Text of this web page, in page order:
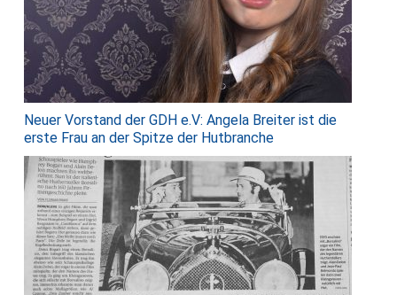
Neuer Vorstand der GDH e.V: Angela Breiter ist die
erste Frau an der Spitze der Hutbranche